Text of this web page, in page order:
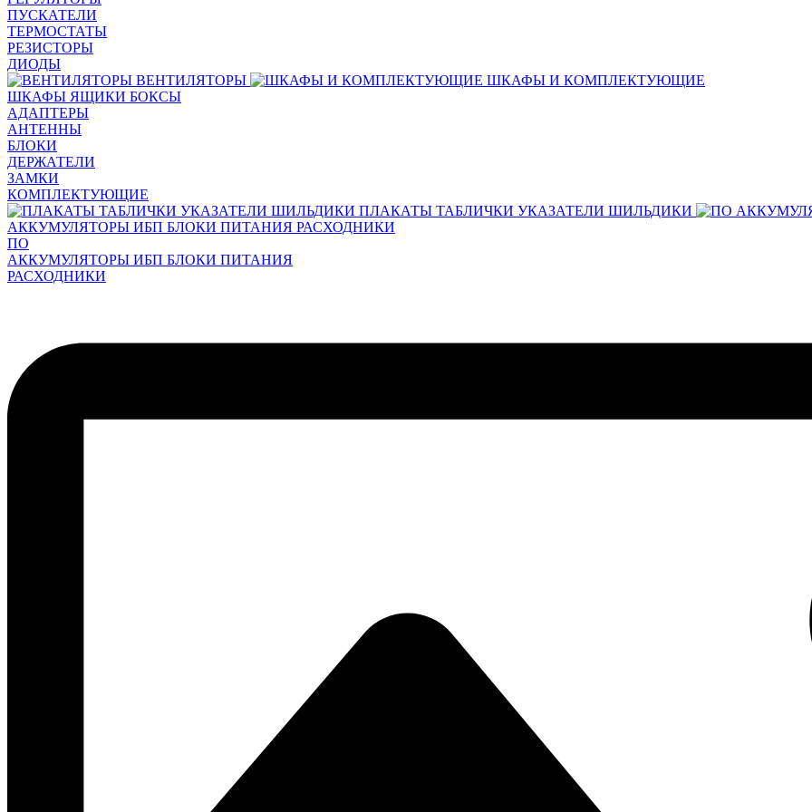
ПУСКАТЕЛИ
ТЕРМОСТАТЫ
РЕЗИСТОРЫ
ДИОДЫ
ВЕНТИЛЯТОРЫ
ШКАФЫ И КОМПЛЕКТУЮЩИЕ
ШКАФЫ ЯЩИКИ БОКСЫ
АДАПТЕРЫ
АНТЕННЫ
БЛОКИ
ДЕРЖАТЕЛИ
ЗАМКИ
КОМПЛЕКТУЮЩИЕ
ПЛАКАТЫ ТАБЛИЧКИ УКАЗАТЕЛИ ШИЛЬДИКИ
АККУМУЛЯТОРЫ ИБП БЛОКИ ПИТАНИЯ РАСХОДНИКИ
ПО
АККУМУЛЯТОРЫ ИБП БЛОКИ ПИТАНИЯ
РАСХОДНИКИ